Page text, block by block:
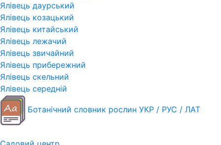
Ялівець даурський
Ялівець козацький
Ялівець китайський
Ялівець лежачий
Ялівець звичайний
Ялівець прибережний
Ялівець скельний
Ялівець середній
Ботанічний словник рослин УКР / РУС / ЛАТ